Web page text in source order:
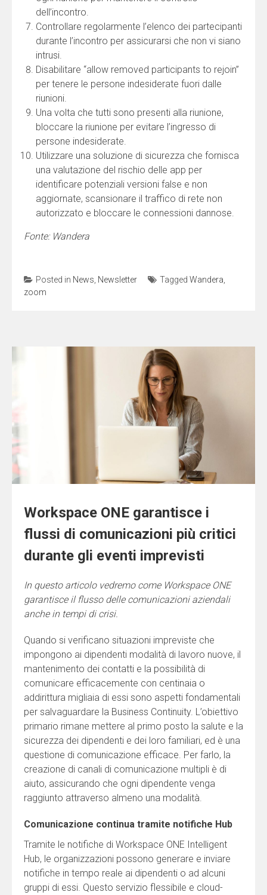
dell’incontro.
Controllare regolarmente l’elenco dei partecipanti
durante l’incontro per assicurarsi che non vi siano
intrusi.
Disabilitare “allow removed participants to rejoin”
per tenere le persone indesiderate fuori dalle
riunioni.
Una volta che tutti sono presenti alla riunione,
bloccare la riunione per evitare l’ingresso di
persone indesiderate.
Utilizzare una soluzione di sicurezza che fornisca
una valutazione del rischio delle app per
identificare potenziali versioni false e non
aggiornate, scansionare il traffico di rete non
autorizzato e bloccare le connessioni dannose.
Fonte: Wandera
Posted in News Newsletter Tagged Wandera
zoom
Workspace ONE garantisce i
flussi di comunicazioni più critici
durante gli eventi imprevisti
In questo articolo vedremo come Workspace ONE
garantisce il flusso delle comunicazioni aziendali
anche in tempi di crisi.
Quando si verificano situazioni impreviste che
impongono ai dipendenti modalità di lavoro nuove, il
mantenimento dei contatti e la possibilità di
comunicare efficacemente con centinaia o
addirittura migliaia di essi sono aspetti fondamentali
per salvaguardare la Business Continuity. L’obiettivo
primario rimane mettere al primo posto la salute e la
sicurezza dei dipendenti e dei loro familiari, ed è una
questione di comunicazione efficace. Per farlo, la
creazione di canali di comunicazione multipli è di
aiuto, assicurando che ogni dipendente venga
raggiunto attraverso almeno una modalità.
Comunicazione continua tramite notifiche Hub
Tramite le notifiche di Workspace ONE Intelligent
Hub, le organizzazioni possono generare e inviare
notifiche in tempo reale ai dipendenti o ad alcuni
gruppi di essi. Questo servizio flessibile e cloud-